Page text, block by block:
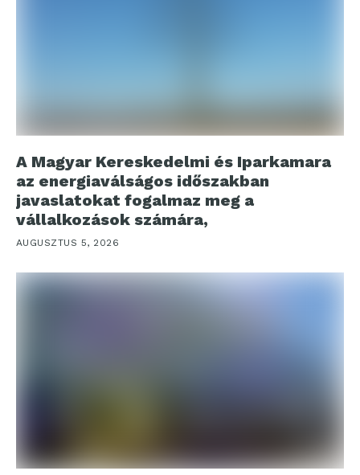
A Magyar Kereskedelmi és Iparkamara
az energiaválságos időszakban
javaslatokat fogalmaz meg a
vállalkozások számára,
AUGUSZTUS 5, 2026